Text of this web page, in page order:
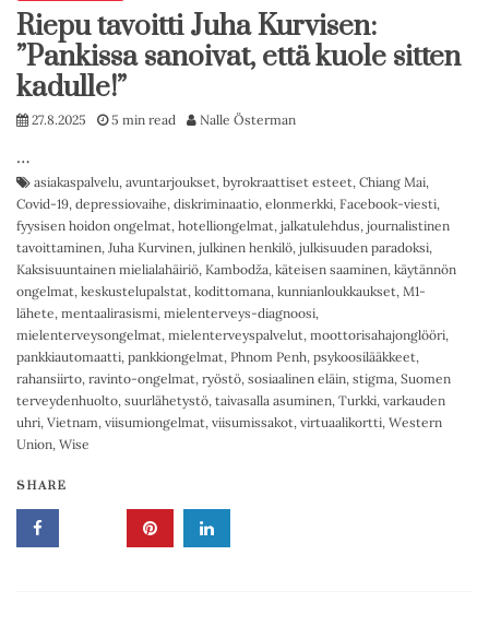
Riepu tavoitti Juha Kurvisen:
”Pankissa sanoivat, että kuole sitten
kadulle!”
27.8.2025 5 min read Nalle Österman
…
asiakaspalvelu, avuntarjoukset, byrokraattiset esteet, Chiang Mai,
Covid-19, depressiovaihe, diskriminaatio, elonmerkki, Facebook-viesti,
fyysisen hoidon ongelmat, hotelliongelmat, jalkatulehdus, journalistinen
tavoittaminen, Juha Kurvinen, julkinen henkilö, julkisuuden paradoksi,
Kaksisuuntainen mielialahäiriö, Kambodža, käteisen saaminen, käytännön
ongelmat, keskustelupalstat, kodittomana, kunnianloukkaukset, M1-
lähete, mentaalirasismi, mielenterveys-diagnoosi,
mielenterveysongelmat, mielenterveyspalvelut, moottorisahajonglööri,
pankkiautomaatti, pankkiongelmat, Phnom Penh, psykoosilääkkeet,
rahansiirto, ravinto-ongelmat, ryöstö, sosiaalinen eläin, stigma, Suomen
terveydenhuolto, suurlähetystö, taivasalla asuminen, Turkki, varkauden
uhri, Vietnam, viisumiongelmat, viisumissakot, virtuaalikortti, Western
Union, Wise
SHARE